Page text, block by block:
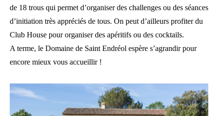
de 18 trous qui permet d’organiser des challenges ou des séances
d’initiation très appréciés de tous. On peut d’ailleurs profiter du
Club House pour organiser des apéritifs ou des cocktails.
A terme, le Domaine de Saint Endréol espère s’agrandir pour
encore mieux vous accueillir !